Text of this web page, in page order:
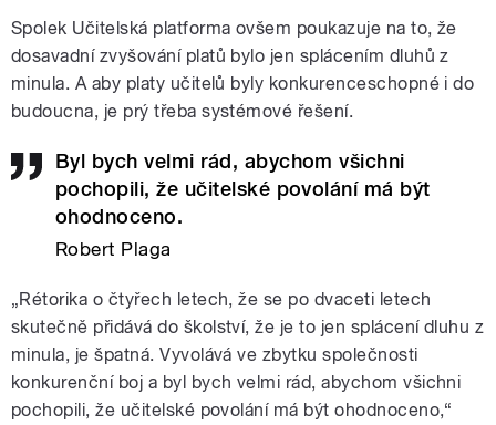
Spolek Učitelská platforma ovšem poukazuje na to, že
dosavadní zvyšování platů bylo jen splácením dluhů z
minula. A aby platy učitelů byly konkurenceschopné i do
budoucna, je prý třeba systémové řešení.
Byl bych velmi rád, abychom všichni
pochopili, že učitelské povolání má být
ohodnoceno.
Robert Plaga
„Rétorika o čtyřech letech, že se po dvaceti letech
skutečně přidává do školství, že je to jen splácení dluhu z
minula, je špatná. Vyvolává ve zbytku společnosti
konkurenční boj a byl bych velmi rád, abychom všichni
pochopili, že učitelské povolání má být ohodnoceno,“